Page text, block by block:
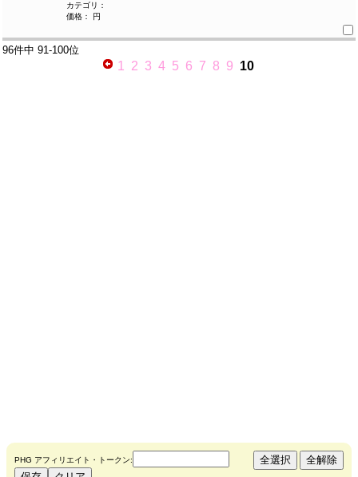
カテゴリ：
価格： 円
96件中 91-100位
1 2 3 4 5 6 7 8 9 10
PHG アフィリエイト・トークン: